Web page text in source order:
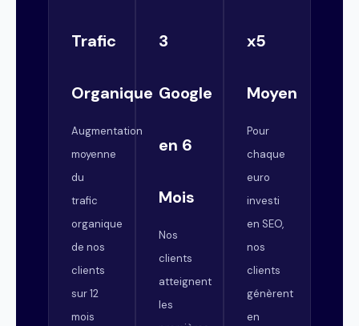
Trafic
Organique
Augmentation
moyenne
du
trafic
organique
de nos
clients
sur 12
mois
3
Google
en 6
Mois
Nos
clients
atteignent
les
x5
Moyen
Pour
chaque
euro
investi
en SEO,
nos
clients
génèrent
en